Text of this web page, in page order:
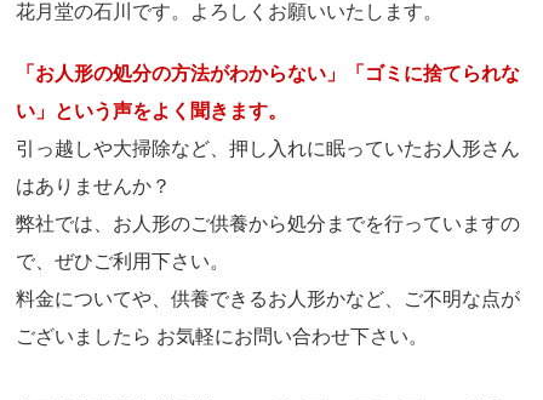
花月堂の石川です。よろしくお願いいたします。
「お人形の処分の方法がわからない」「ゴミに捨てられな
い」という声をよく聞きます。
引っ越しや大掃除など、押し入れに眠っていたお人形さん
はありませんか？
弊社では、お人形のご供養から処分までを行っていますの
で、ぜひご利用下さい。
料金についてや、供養できるお人形かなど、ご不明な点が
ございましたら お気軽にお問い合わせ下さい。